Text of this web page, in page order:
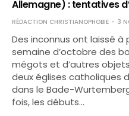
Allemagne) : tentatives
RÉDACTION CHRISTIANOPHOBIE 3
Des inconnus ont laissé à
semaine d’octobre des
mégots et d’autres
deux églises catholiques
dans le Bade-
fois, les débuts…